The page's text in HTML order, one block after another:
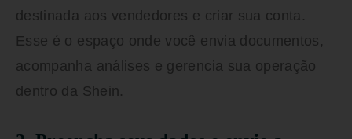
destinada aos vendedores e criar sua conta.
Esse é o espaço onde você envia documentos,
acompanha análises e gerencia sua operação
dentro da Shein.